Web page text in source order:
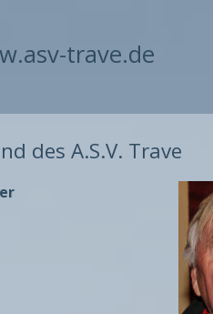
trave.de
des A.S.V. Trave